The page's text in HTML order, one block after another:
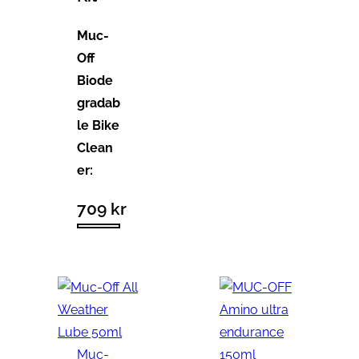
Muc-
Off
Biode
gradab
le Bike
Clean
er:
709 kr
Muc-